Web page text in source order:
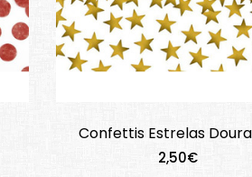
Confettis Estrelas
2,50€